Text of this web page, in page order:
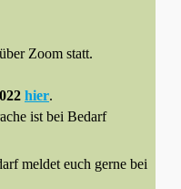
Zoom statt.
hier.
ist bei Bedarf
meldet euch gerne bei